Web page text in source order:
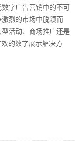
字广告营销中的不可
烈的市场中脱颖而
活动、商场推广还是
的数字展示解决方